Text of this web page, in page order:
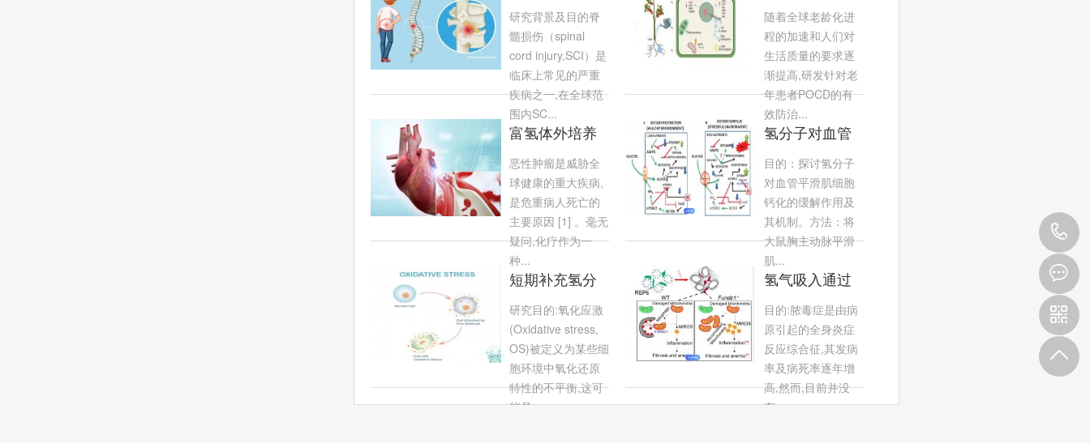
入改善脊髓损
伤的基础和临
研究背景及目的脊
髓损伤（spinal
cord injury,SCI）是
临床上常见的严重
疾病之一,在全球范
围内SC...
年非心脏手术
患者POCD改
善方
随着全球老龄化进
程的加速和人们对
生活质量的要求逐
渐提高,研发针对老
年患者POCD的有
效防治...
富氢体外培养
体系的构建与
其在氢气治疗
恶性肿瘤是威胁全
球健康的重大疾病,
是危重病人死亡的
主要原因 [1] 。毫无
疑问,化疗作为一
种...
氢分子对血管
平滑肌细胞钙
化及
AMPK/mTOR
信
目的：探讨氢分子
对血管平滑肌细胞
钙化的缓解作用及
其机制。方法：将
大鼠胸主动脉平滑
肌...
短期补充氢分
子对健康成年
人运动诱导氧
研究目的:氧化应激
(Oxidative stress,
OS)被定义为某些细
胞环境中氧化还原
特性的不平衡,这可
能是...
氢气吸入通过
FUNDC1自噬
通路减轻脓毒
症引
目的:脓毒症是由病
原引起的全身炎症
反应综合征,其发病
率及病死率逐年增
高,然而,目前并没
有...